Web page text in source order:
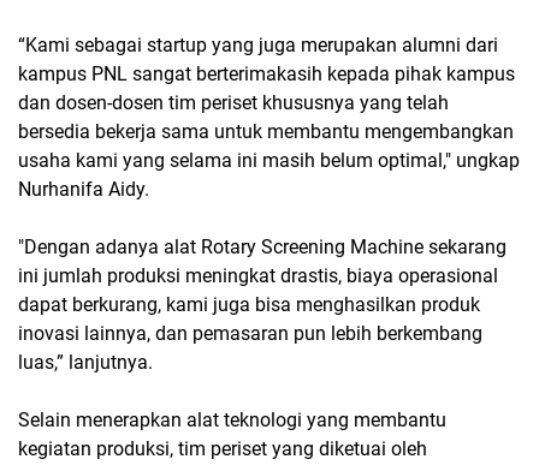
“Kami sebagai startup yang juga merupakan alumni dari
kampus PNL sangat berterimakasih kepada pihak kampus
dan dosen-dosen tim periset khususnya yang telah
bersedia bekerja sama untuk membantu mengembangkan
usaha kami yang selama ini masih belum optimal," ungkap
Nurhanifa Aidy.
"Dengan adanya alat Rotary Screening Machine sekarang
ini jumlah produksi meningkat drastis, biaya operasional
dapat berkurang, kami juga bisa menghasilkan produk
inovasi lainnya, dan pemasaran pun lebih berkembang
luas,” lanjutnya.
Selain menerapkan alat teknologi yang membantu
kegiatan produksi, tim periset yang diketuai oleh